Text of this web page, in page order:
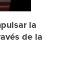
la
de la